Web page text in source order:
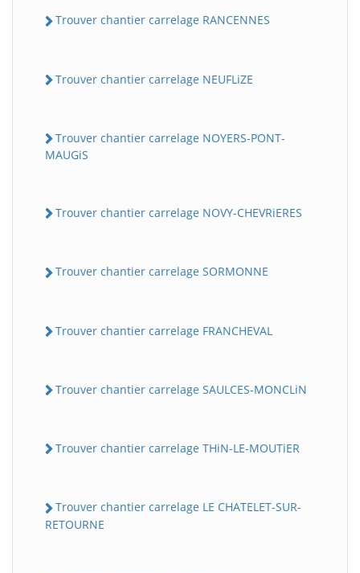
Trouver chantier carrelage RANCENNES
Trouver chantier carrelage NEUFLiZE
Trouver chantier carrelage NOYERS-PONT-
MAUGiS
Trouver chantier carrelage NOVY-CHEVRiERES
Trouver chantier carrelage SORMONNE
Trouver chantier carrelage FRANCHEVAL
Trouver chantier carrelage SAULCES-MONCLiN
Trouver chantier carrelage THiN-LE-MOUTiER
Trouver chantier carrelage LE CHATELET-SUR-
RETOURNE